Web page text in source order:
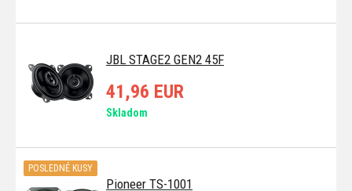
JBL STAGE2 GEN2 45F
41,96 EUR
Skladom
Pioneer TS-1001
POSLEDNÉ KUSY